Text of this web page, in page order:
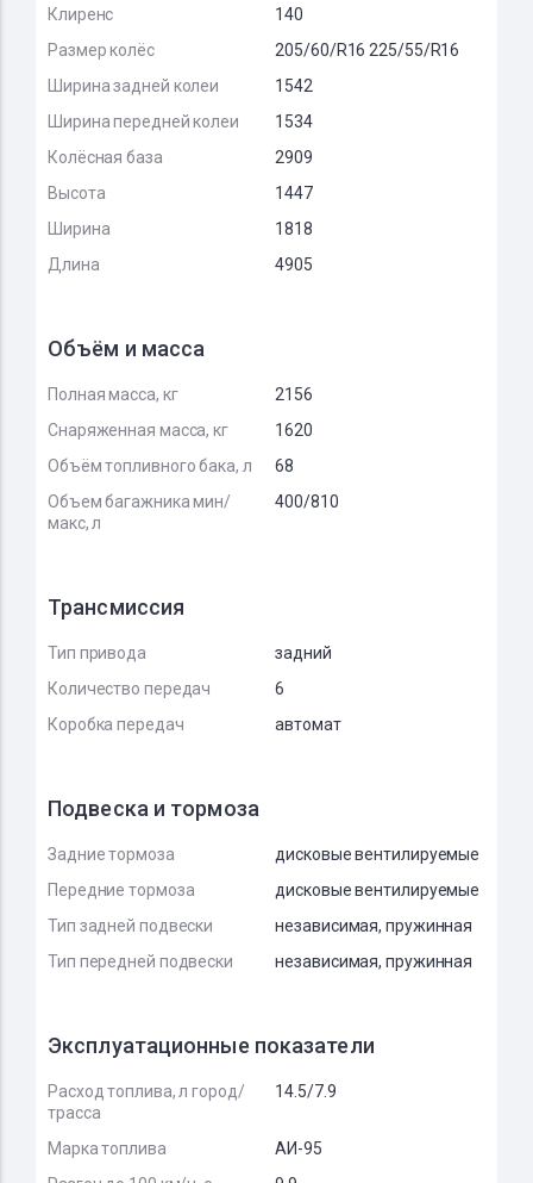
Клиренс
140
Размер колёс
205/60/R16 225/55/R16
Ширина задней колеи
1542
Ширина передней колеи
1534
Колёсная база
2909
Высота
1447
Ширина
1818
Длина
4905
Объём и масса
Полная масса, кг
2156
Снаряженная масса, кг
1620
Объём топливного бака, л
68
Объем багажника мин/
макс, л
400/810
Трансмиссия
Тип привода
задний
Количество передач
6
Коробка передач
автомат
Подвеска и тормоза
Задние тормоза
дисковые вентилируемые
Передние тормоза
дисковые вентилируемые
Тип задней подвески
независимая, пружинная
Тип передней подвески
независимая, пружинная
Эксплуатационные показатели
Расход топлива, л город/
трасса
14.5/7.9
Марка топлива
АИ-95